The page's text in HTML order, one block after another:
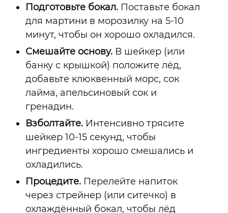
Подготовьте бокал. Поставьте бокал
для мартини в морозилку на 5-10
минут, чтобы он хорошо охладился.
Смешайте основу. В шейкер (или
банку с крышкой) положите лёд,
добавьте клюквенный морс, сок
лайма, апельсиновый сок и
гренадин.
Взболтайте. Интенсивно трясите
шейкер 10-15 секунд, чтобы
ингредиенты хорошо смешались и
охладились.
Процедите.Перелейте напиток
через стрейнер (или ситечко) в
охлаждённый бокал, чтобы лёд